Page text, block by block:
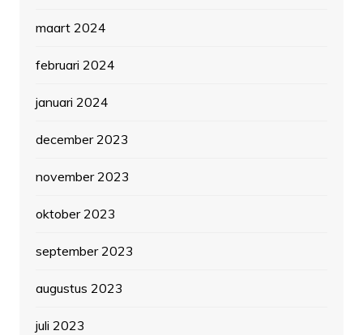
maart 2024
februari 2024
januari 2024
december 2023
november 2023
oktober 2023
september 2023
augustus 2023
juli 2023